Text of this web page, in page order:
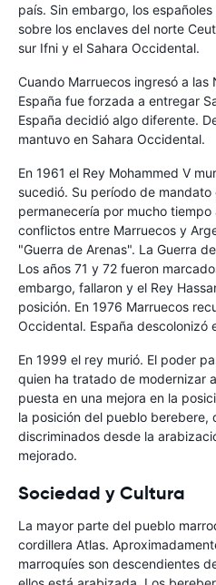
país. Sin embargo, los
sobre los enclaves del norte
sur Ifni y el Sahara Occidental.
Cuando Marruecos ingresó a las
España fue forzada a entregar
España decidió algo diferente.
mantuvo en Sahara Occidental.
En 1961 el Rey Mohammed V
sucedió. Su período de
permanecería por mucho
conflictos entre Marruecos y
"Guerra de Arenas". La Guerra
Los años 71 y 72 fueron
embargo, fallaron y el Rey
posición. En 1976 Marruecos
Occidental. España descolonizó
En 1999 el rey murió. El poder
quien ha tratado de modernizar
puesta en una mejora en la
la posición del pueblo berebere,
discriminados desde la
mejorado.
Sociedad y Cultura
La mayor parte del pueblo
cordillera Atlas.
marroquíes son descendientes